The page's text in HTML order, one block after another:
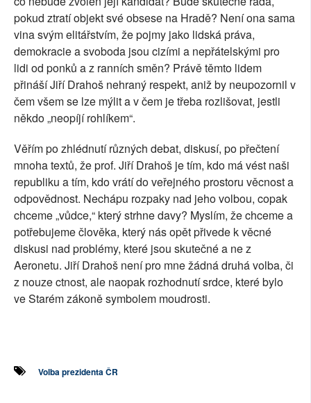
pokud ztratí objekt své obsese na Hradě? Není ona sama
vina svým elitářstvím, že pojmy jako lidská práva,
demokracie a svoboda jsou cizími a nepřátelskými pro
lidi od ponků a z ranních směn? Právě těmto lidem
přináší Jiří Drahoš nehraný respekt, aniž by neupozornil v
čem všem se lze mýlit a v čem je třeba rozlišovat, jestli
někdo „neopíjí rohlíkem“.
Věřím po zhlédnutí různých debat, diskusí, po přečtení
mnoha textů, že prof. Jiří Drahoš je tím, kdo má vést naši
republiku a tím, kdo vrátí do veřejného prostoru věcnost a
odpovědnost. Nechápu rozpaky nad jeho volbou, copak
chceme „vůdce,“ který strhne davy? Myslím, že chceme a
potřebujeme člověka, který nás opět přivede k věcné
diskusi nad problémy, které jsou skutečné a ne z
Aeronetu. Jiří Drahoš není pro mne žádná druhá volba, či
z nouze ctnost, ale naopak rozhodnutí srdce, které bylo
ve Starém zákoně symbolem moudrosti.
Volba prezidenta ČR